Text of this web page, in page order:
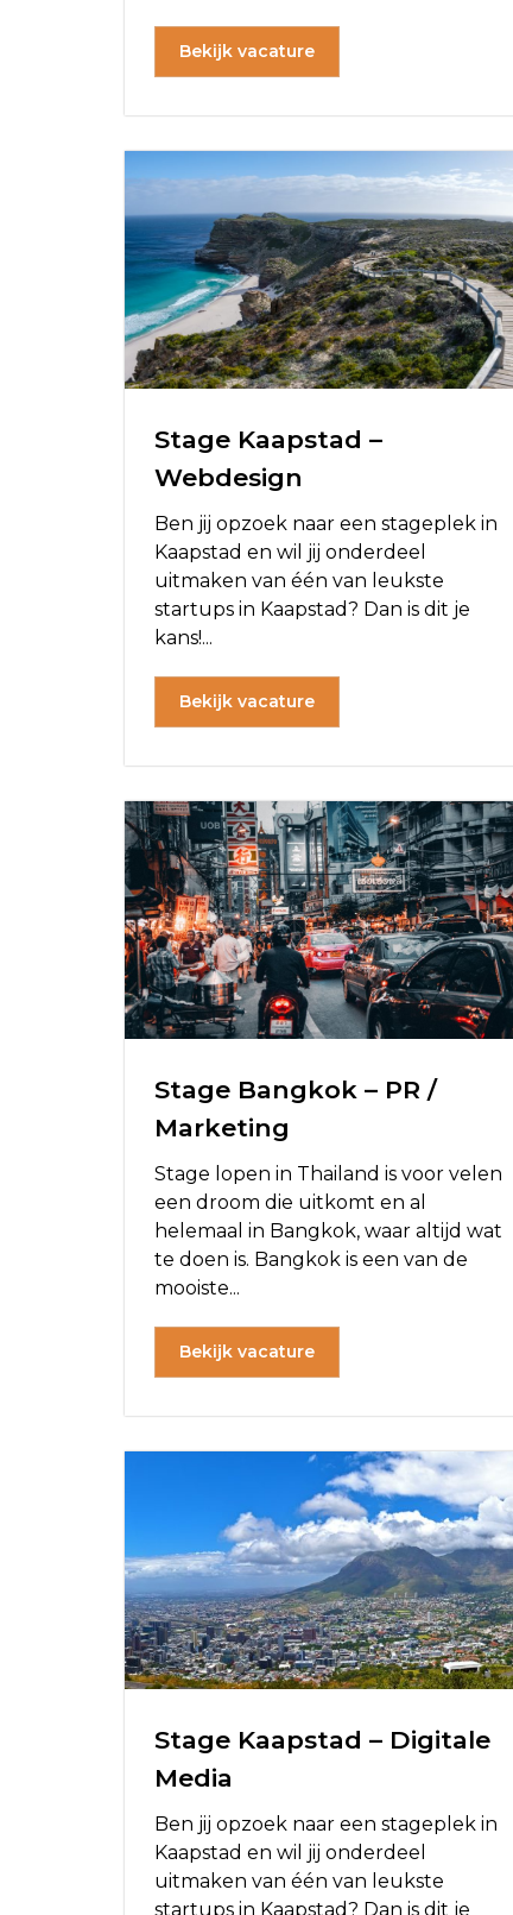
Bekijk vacature
Stage Kaapstad –
Webdesign
Ben jij opzoek naar een stageplek in
Kaapstad en wil jij onderdeel
uitmaken van één van leukste
startups in Kaapstad? Dan is dit je
kans!...
Bekijk vacature
Stage Bangkok – PR /
Marketing
Stage lopen in Thailand is voor velen
een droom die uitkomt en al
helemaal in Bangkok, waar altijd wat
te doen is. Bangkok is een van de
mooiste...
Bekijk vacature
Stage Kaapstad – Digitale
Media
Ben jij opzoek naar een stageplek in
Kaapstad en wil jij onderdeel
uitmaken van één van leukste
startups in Kaapstad? Dan is dit je